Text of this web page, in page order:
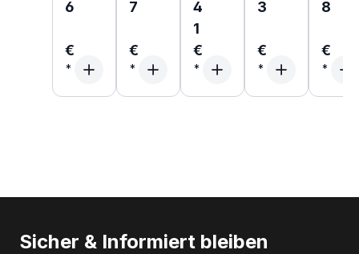
6
€
7
€
4
1
€
3
€
8
€
Sicher & Informiert bleiben